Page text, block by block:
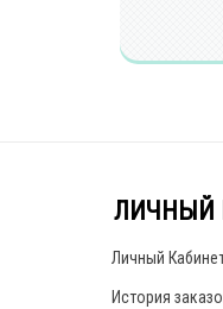
ЛИЧНЫЙ
Личный
История